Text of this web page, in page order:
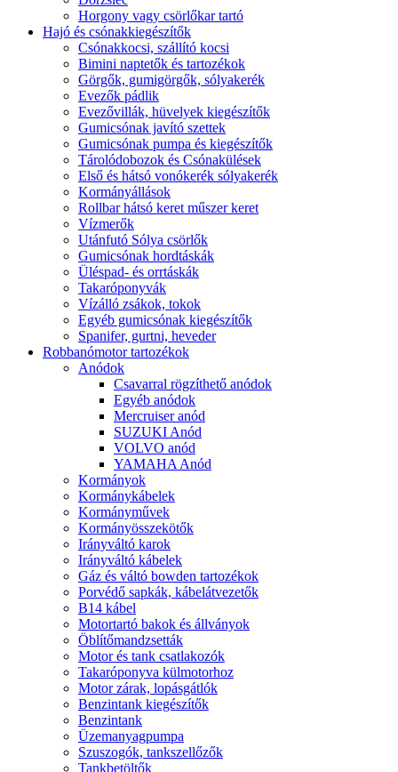
Horgony vagy csörlőkar tartó
Hajó és csónakkiegészítők
Csónakkocsi, szállító kocsi
Bimini naptetők és tartozékok
Görgők, gumigörgők, sólyakerék
Evezők pádlik
Evezővillák, hüvelyek kiegészítők
Gumicsónak javító szettek
Gumicsónak pumpa és kiegészítők
Tárolódobozok és Csónakülések
Első és hátsó vonókerék sólyakerék
Kormányállások
Rollbar hátsó keret műszer keret
Vízmerők
Utánfutó Sólya csörlők
Gumicsónak hordtáskák
Üléspad- és orrtáskák
Takaróponyvák
Vízálló zsákok, tokok
Egyéb gumicsónak kiegészítők
Spanifer, gurtni, heveder
Robbanómotor tartozékok
Anódok
Csavarral rögzíthető anódok
Egyéb anódok
Mercruiser anód
SUZUKI Anód
VOLVO anód
YAMAHA Anód
Kormányok
Kormánykábelek
Kormányművek
Kormányösszekötők
Irányváltó karok
Irányváltó kábelek
Gáz és váltó bowden tartozékok
Porvédő sapkák, kábelátvezetők
B14 kábel
Motortartó bakok és állványok
Öblítőmandzsetták
Motor és tank csatlakozók
Takaróponyva külmotorhoz
Motor zárak, lopásgátlók
Benzintank kiegészítők
Benzintank
Üzemanyagpumpa
Szuszogók, tankszellőzők
Tankbetöltők